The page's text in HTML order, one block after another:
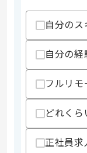
自分の
自分の
フルリモ
どれく
正社員求